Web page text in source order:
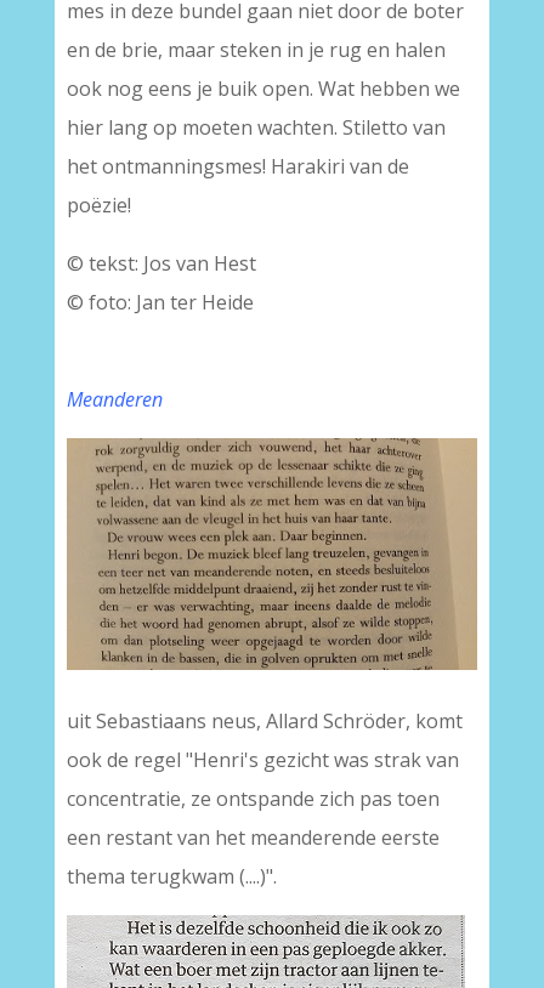
mes in deze bundel gaan niet door de boter
en de brie, maar steken in je rug en halen
ook nog eens je buik open. Wat hebben we
hier lang op moeten wachten. Stiletto van
het ontmanningsmes! Harakiri van de
poëzie!
© tekst: Jos van Hest
© foto: Jan ter Heide
Meanderen
uit Sebastiaans neus, Allard Schröder, komt
ook de regel "Henri's gezicht was strak van
concentratie, ze ontspande zich pas toen
een restant van het meanderende eerste
thema terugkwam (....)".